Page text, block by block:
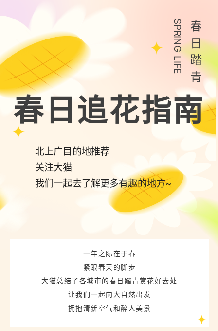
春日追花指南
春
日
踏
青
北上广目的地推荐
关注大猫
我们一起去了解更多有趣的地方~
SPRING LIFE
一年之际在于春
紧跟春天的脚步
大猫总结了各城市的春日踏青赏花好去处
让我们一起向大自然出发
拥抱清新空气和醉人美景